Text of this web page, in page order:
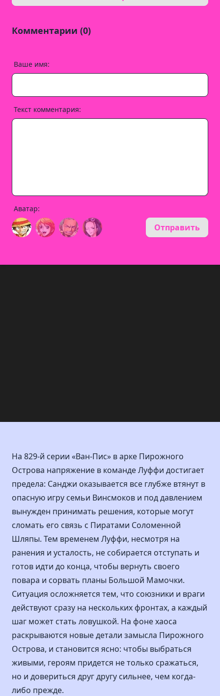
Комментарии (0)
Ваше имя:
Текст комментария:
Аватар:
Отправить
На 829-й серии «Ван-Пис» в арке Пирожного
Острова напряжение в команде Луффи достигает
предела: Санджи оказывается все глубже втянут в
опасную игру семьи Винсмоков и под давлением
вынужден принимать решения, которые могут
сломать его связь с Пиратами Соломенной
Шляпы. Тем временем Луффи, несмотря на
ранения и усталость, не собирается отступать и
готов идти до конца, чтобы вернуть своего
повара и сорвать планы Большой Мамочки.
Ситуация осложняется тем, что союзники и враги
действуют сразу на нескольких фронтах, а каждый
шаг может стать ловушкой. На фоне хаоса
раскрываются новые детали замысла Пирожного
Острова, и становится ясно: чтобы выбраться
живыми, героям придется не только сражаться,
но и довериться друг другу сильнее, чем когда-
либо прежде.